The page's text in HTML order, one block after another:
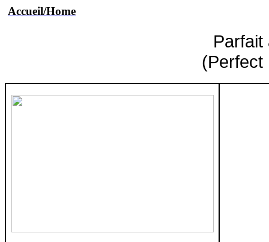
Accueil/Home
Parfait
(Perfect